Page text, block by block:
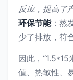
反应，提高了
环保节能：蒸
少了排放，符
因此，
值、热敏性、